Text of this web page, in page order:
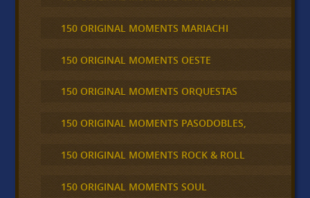
150 ORIGINAL MOMENTS MARIACHI
150 ORIGINAL MOMENTS OESTE
150 ORIGINAL MOMENTS ORQUESTAS
150 ORIGINAL MOMENTS PASODOBLES,
150 ORIGINAL MOMENTS ROCK & ROLL
150 ORIGINAL MOMENTS SOUL